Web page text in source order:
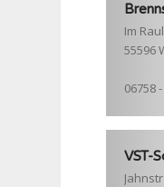
Im
55596
06758
VST-